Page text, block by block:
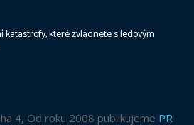
katastrofy, které zvládnete s ledovým
4, Od roku 2008 publikujeme PR